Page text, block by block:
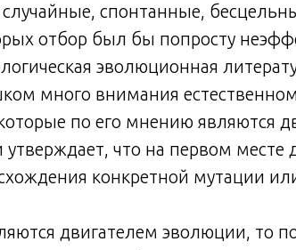
спонтанные,
отбор был бы попросту
эволюционная
много внимания
по его мнению являются
что на первом месте
конкретной мутации
двигателем эволюции, то